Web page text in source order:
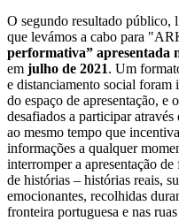
O segundo resultado
que levámos a cabo para
performativa” apresentada
em julho de 2021. Um
e distanciamento social
do espaço de apresentação, e
desafiados a participar
ao mesmo tempo que
informações a qualquer
interromper a apresentação de
de histórias – histórias reais,
emocionantes, recolhidas
fronteira portuguesa e nas